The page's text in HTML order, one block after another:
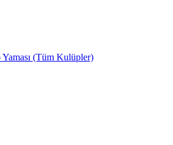
(Tüm Kulüpler)